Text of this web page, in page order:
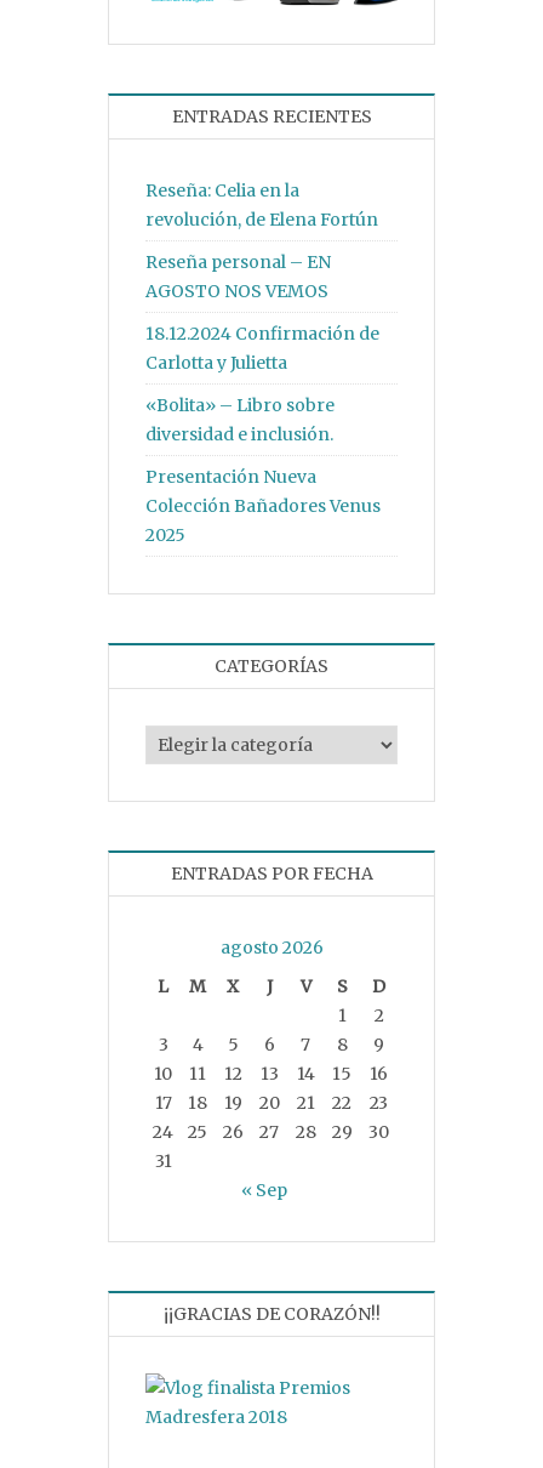
ENTRADAS RECIENTES
Reseña: Celia en la
revolución, de Elena Fortún
Reseña personal – EN
AGOSTO NOS VEMOS
18.12.2024 Confirmación de
Carlotta y Julietta
«Bolita» – Libro sobre
diversidad e inclusión.
Presentación Nueva
Colección Bañadores Venus
2025
CATEGORÍAS
Categorías
ENTRADAS POR FECHA
agosto 2026
L
M X J V S
D
1
2
3
4 5 6 7 8
9
10
11 12 13 14 15
16
17
18 19 20 21 22
23
24
25 26 27 28 29
30
31
« Sep
¡¡GRACIAS DE CORAZÓN!!